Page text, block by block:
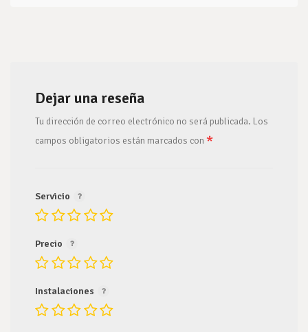
Dejar una reseña
Tu dirección de correo electrónico no será publicada. Los
campos obligatorios están marcados con *
Servicio
Precio
Instalaciones